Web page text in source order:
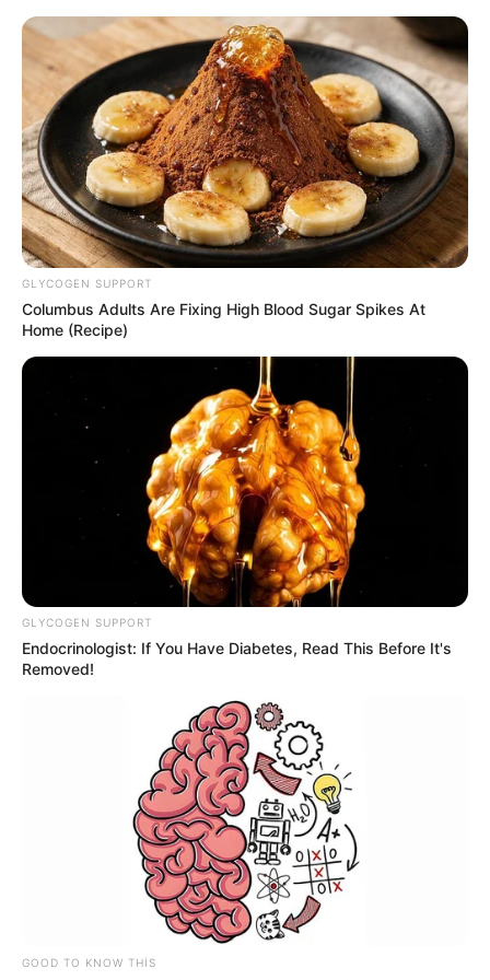
Əmək pensiyalarında və bu
müavinətlərdə ARTIM OLACAQ -
Deputat AÇIQLADI
TƏCİLİ! FHN "Eurohome"bazarını bağladı
25.05.2026, 14:47
"Eurohome" tikinti materiallarının satışı bazarınının
fəaliyyəti dayandırılıb.
Bu barədəOxu24.com
GLYCOGEN SUPPORT
Columbus Adults Are Fixing High Blood Sugar Spikes At
Home (Recipe)
GLYCOGEN SUPPORT
Endocrinologist: If You Have Diabetes, Read This Before It's
Removed!
GOOD TO KNOW THIS